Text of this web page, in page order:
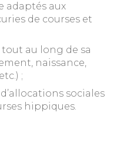
adaptés aux
de courses et
au long de sa
naissance,
;
sociales
hippiques.